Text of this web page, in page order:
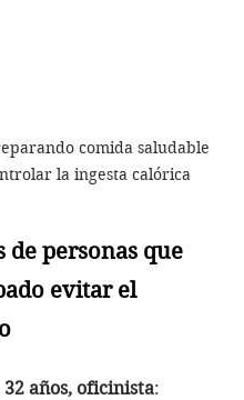
comida saludable
la ingesta calórica
de personas que
evitar el
años, oficinista: